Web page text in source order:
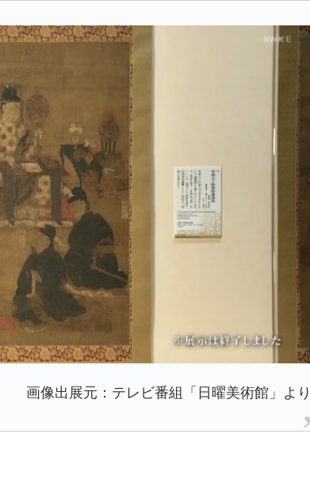
画像出展元：テレビ番組「日曜美術館」より